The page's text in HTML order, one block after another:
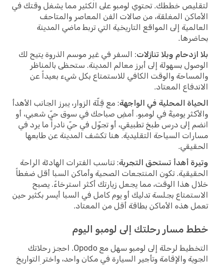
لتقليص خططك. تحتوي لومبو على الكثير مما يشغل وقتك في
الأماكن المغلقة، من صالات الفن المعاصر والمتاحف
العالمية إلى المواقع التاريخية التي تربط ماضي المدينة
بحاضرها.
بلا ازدحام وبلا تنازلات: السفر في غير موسم الذروة يتيح لك
الوصول بسهولة إلى أبرز معالم المدينة. ستحظى بالمناظر
والمساحة والوقت الكافي للاستمتاع بكل شيء بعيداً عن
الاندفاع المعتاد.
الحياة المحلية في الواجهة: مع قِلّة الزوار، يبرز الجانب الأهدأ
والأكثر يوميةً في لومبو. أمضِ صباحك في سوق حيّ شعبي، أو
انضم إلى درس طبخ تطبيقي، أو تجوّل في حيّ نادراً ما يرد في
مسارات السياحة التقليدية. هنا تكشف المدينة عن طابعها
الحقيقي.
وتيرة أهدأ تستحق التجربة: تناسب الفترات الهادئة الراحة
الحقيقية. تكون المنتجعات الصحية وأماكن السبا أقل ضغطاً
خلال هذا الوقت، مما يجعل زيارتك أكثر استرخاءً. يصبح
الاستمتاع بجلسة تدليك أو يوم كامل في السبا أيسر بكثير حين
تعمل هذه الأماكن بطاقة أقل من المعتاد.
خطط مسار رحلتك إلى لومبو اليوم
التخطيط لرحلة إلى لومبو سهل مع Opodo. احجز رحلاتك
الجوية والإقامة وتأجير السيارة في مكان واحد، واختر التواريخ